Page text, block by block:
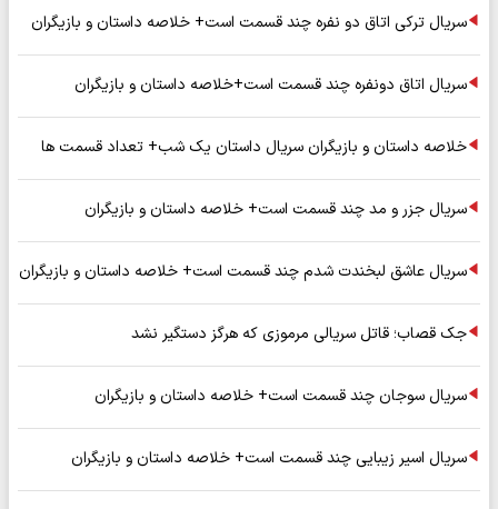
سریال ترکی اتاق دو نفره چند قسمت است+ خلاصه داستان و بازیگران
سریال اتاق دونفره چند قسمت است+خلاصه داستان و بازیگران
خلاصه داستان و بازیگران سریال داستان یک شب+ تعداد قسمت ها
سریال جزر و مد چند قسمت است+ خلاصه داستان و بازیگران
سریال عاشق لبخندت شدم چند قسمت است+ خلاصه داستان و بازیگران
جک قصاب؛ قاتل سریالی مرموزی که هرگز دستگیر نشد
سریال سوجان چند قسمت است+ خلاصه داستان و بازیگران
سریال اسیر زیبایی چند قسمت است+ خلاصه داستان و بازیگران